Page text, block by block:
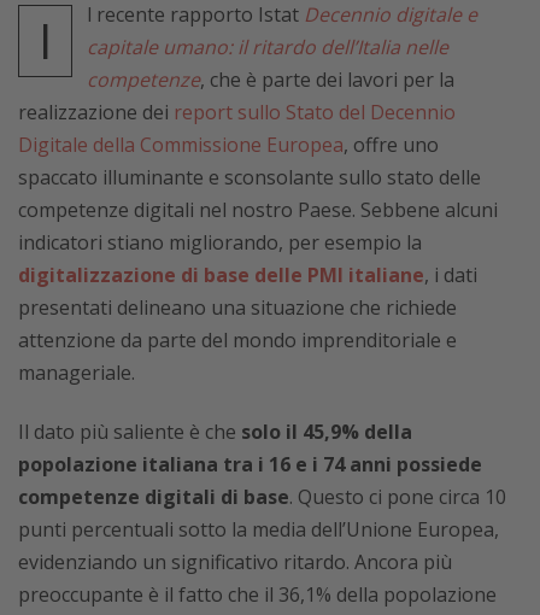
I l recente rapporto Istat Decennio digitale e
capitale umano: il ritardo dell’Italia nelle
competenze, che è parte dei lavori per la
realizzazione dei report sullo Stato del Decennio
Digitale della Commissione Europea, offre uno
spaccato illuminante e sconsolante sullo stato delle
competenze digitali nel nostro Paese. Sebbene alcuni
indicatori stiano migliorando, per esempio la
digitalizzazione di base delle PMI italiane, i dati
presentati delineano una situazione che richiede
attenzione da parte del mondo imprenditoriale e
manageriale.
Il dato più saliente è che solo il 45,9% della
popolazione italiana tra i 16 e i 74 anni possiede
competenze digitali di base. Questo ci pone circa 10
punti percentuali sotto la media dell’Unione Europea,
evidenziando un significativo ritardo. Ancora più
preoccupante è il fatto che il 36,1% della popolazione